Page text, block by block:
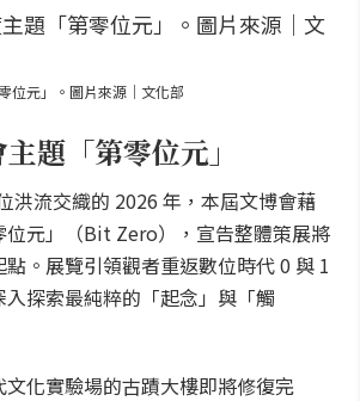
位元」。圖片來源｜文化部
題「第零位元」
洪流交織的 2026 年，本屆文博會藉
位元」（Bit Zero），宣告整體策展將
。展覽引領觀者重返數位時代 0 與 1
探索最純粹的「起念」與「觸
化實驗場的古蹟大樓即將修復完